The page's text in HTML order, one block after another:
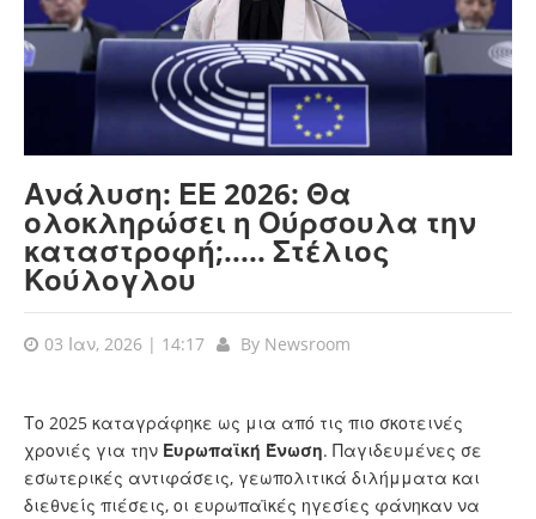
Ανάλυση: ΕΕ 2026: Θα
ολοκληρώσει η Ούρσουλα την
καταστροφή;..... Στέλιος
Κούλογλου
03 Ιαν, 2026 | 14:17 By Newsroom
Το 2025 καταγράφηκε ως μια από τις πιο σκοτεινές
χρονιές για την Ευρωπαϊκή Ένωση. Παγιδευμένες σε
εσωτερικές αντιφάσεις, γεωπολιτικά διλήμματα και
διεθνείς πιέσεις, οι ευρωπαϊκές ηγεσίες φάνηκαν να